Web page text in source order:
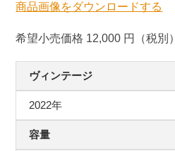
商品画像をダウンロードする
希望小売価格 12,000 円（税別）
ヴィンテージ
2022年
容量